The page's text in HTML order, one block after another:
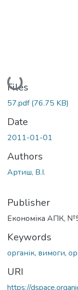
Loading...
Files
57.pdf(76.75 KB)
Date
2011-01-01
Authors
Артиш, В.І.
Publisher
Економіка АПК,
Keywords
органік, вимоги,
URI
https://